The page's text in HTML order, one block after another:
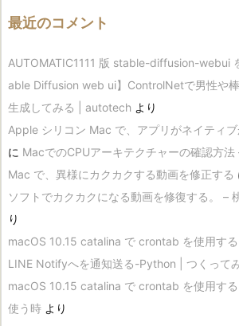
最近のコメント
AUTOMATIC1111 版 stable-diffusion-webui
able Diffusion web ui】ControlNetで男性や
生成してみる | autotech より
Apple シリコン Mac で、アプリがネイティ
に MacでのCPUアーキテクチャーの確認方
Mac で、異様にカクカクする動画を修正する
ソフトでカクカクになる動画を修復する。 –
り
macOS 10.15 catalina で crontab を使用する
LINE Notifyへを通知送る-Python | つくって
macOS 10.15 catalina で crontab を使用する
使う時 より